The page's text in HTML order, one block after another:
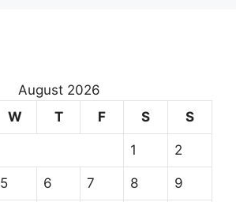
August 2026
W T F S S
1 2
5 6 7 8 9